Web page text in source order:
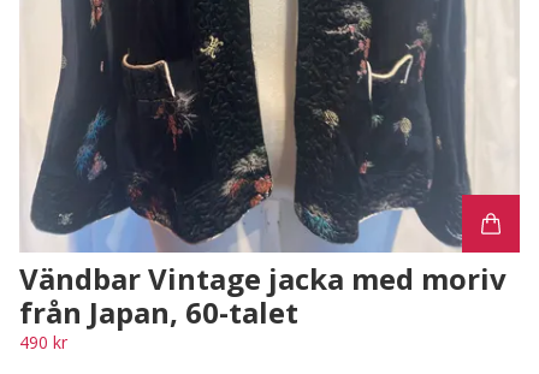
Vändbar Vintage jacka med moriv
från Japan, 60-talet
490 kr